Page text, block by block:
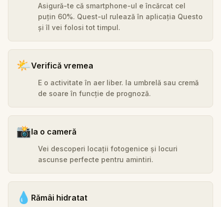
Asigură-te că smartphone-ul e încărcat cel
puțin 60%. Quest-ul rulează în aplicația Questo
și îl vei folosi tot timpul.
🌤️Verifică vremea
E o activitate în aer liber. Ia umbrelă sau cremă
de soare în funcție de prognoză.
📸Ia o cameră
Vei descoperi locații fotogenice și locuri
ascunse perfecte pentru amintiri.
💧 Rămâi hidratat